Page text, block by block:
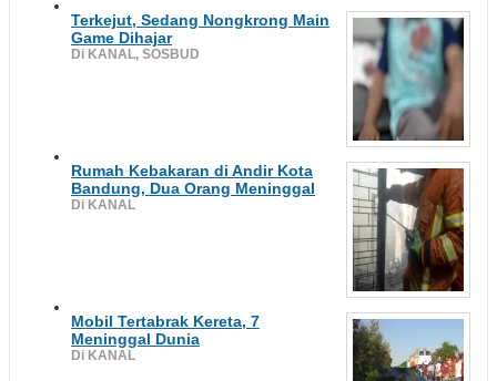
Terkejut, Sedang Nongkrong Main
Game Dihajar
Di KANAL, SOSBUD
Rumah Kebakaran di Andir Kota
Bandung, Dua Orang Meninggal
Di KANAL
Mobil Tertabrak Kereta, 7
Meninggal Dunia
Di KANAL